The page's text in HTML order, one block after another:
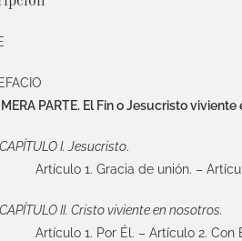
PARTE. El Fin o Jesucristo
CAPÍTULO I. Jesucristo.
Artículo 1. Gracia de unión. –
CAPÍTULO II. Cristo viviente en nosotros.
Artículo 1. Por Él. – Artículo 2.